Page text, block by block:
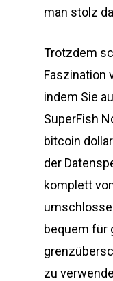
man stolz
Trotzdem
Faszination
indem Sie
SuperFish
bitcoin
der
komplett
bequem für
zu